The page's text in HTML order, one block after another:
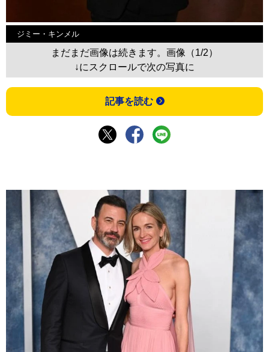
ジミー・キンメル
まだまだ画像は続きます。画像（1/2）
↓にスクロールで次の写真に
記事を読む